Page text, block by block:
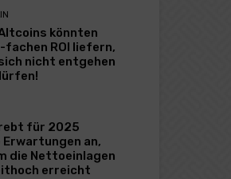
könnten
fachen ROI liefern,
nicht entgehen
für 2025
an,
die Nettoeinlagen
erreicht